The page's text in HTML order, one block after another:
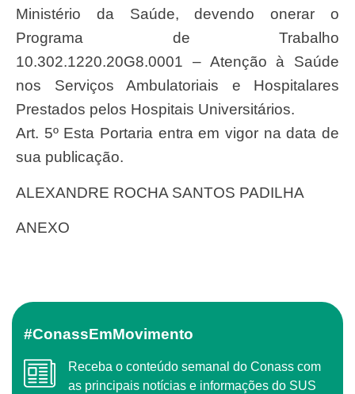
Ministério da Saúde, devendo onerar o
Programa de Trabalho
10.302.1220.20G8.0001 – Atenção à Saúde
nos Serviços Ambulatoriais e Hospitalares
Prestados pelos Hospitais Universitários.
Art. 5º Esta Portaria entra em vigor na data de
sua publicação.
ALEXANDRE ROCHA SANTOS PADILHA
ANEXO
#ConassEmMovimento
Receba o conteúdo semanal do Conass com
as principais notícias e informações do SUS